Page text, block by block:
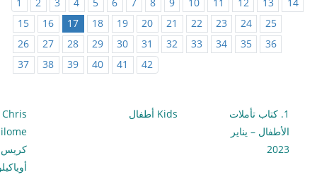
15
16 17 18 19 20 21 22 23 24
25
26
27 28 29 30 31 32 33 34 35
36
37
38 39 40 41 42
1. كتاب تأملات
الأطفال – يناير
2023
Kids أطفال
Chris
كريس